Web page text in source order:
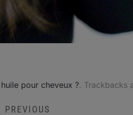
pour cheveux ?. Trackbacks